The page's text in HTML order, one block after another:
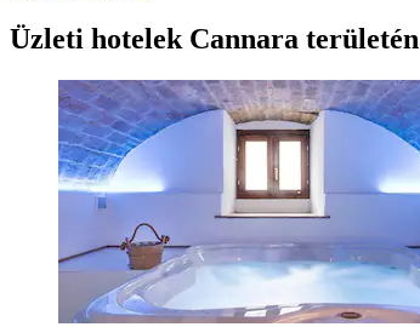
Üzleti hotelek Cannara területén